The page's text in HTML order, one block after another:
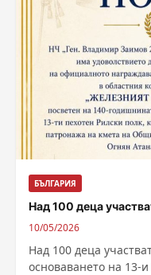
БЪЛГАРИЯ
Над 100 деца
10/05/2026
Над 100 деца
основаването на 13-